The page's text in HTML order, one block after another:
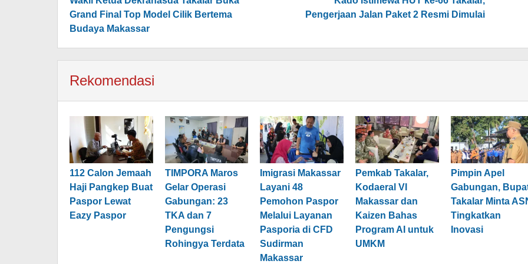
Grand Final Top Model Cilik Bertema
Budaya Makassar
Pengerjaan Jalan Paket 2 Resmi Dimulai
Rekomendasi
112 Calon Jemaah
Haji Pangkep Buat
Paspor Lewat
Eazy Paspor
TIMPORA Maros
Gelar Operasi
Gabungan: 23
TKA dan 7
Pengungsi
Rohingya Terdata
Imigrasi Makassar
Layani 48
Pemohon Paspor
Melalui Layanan
Pasporia di CFD
Sudirman
Makassar
Pemkab Takalar,
Kodaeral VI
Makassar dan
Kaizen Bahas
Program AI untuk
UMKM
Pimpin Apel
Gabungan,
Takalar Minta
Tingkatkan
Inovasi